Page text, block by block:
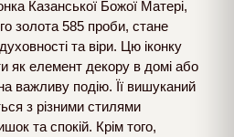
Казанської Божої Матері,
золота 585 проби, стане
та віри. Цю іконку
як елемент декору в домі або
важливу подію. Її вишуканий
з різними стилями
та спокій. Крім того,